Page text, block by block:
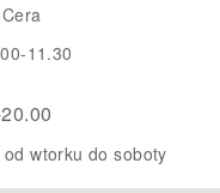
wtorku do soboty